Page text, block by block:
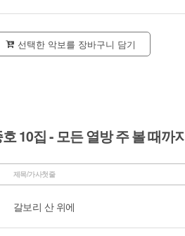
선택한 악보를 장바구니 담기
10집 - 모든 열방 주 볼 때까
제목/가사첫줄
갈보리 산 위에